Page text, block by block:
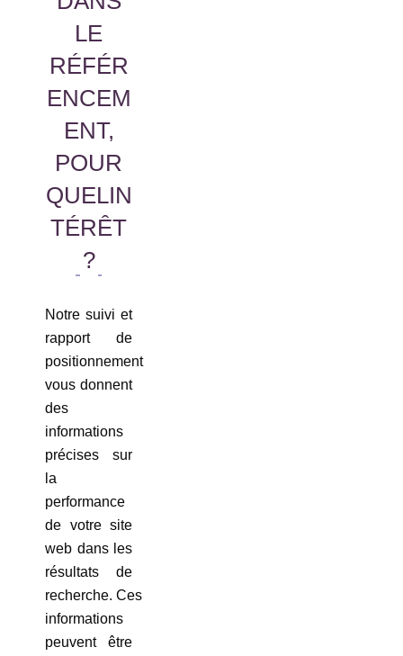
LE
RÉFÉR
ENCEM
ENT,
POUR
QUELIN
TÉRÊT
?
Notre suivi et
rapport de
positionnement
vous donnent
des
informations
précises sur
la
performance
de votre site
web dans les
résultats de
recherche. Ces
informations
peuvent être